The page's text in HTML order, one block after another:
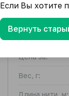
Кашкорсе
Цена за:
Вес, г:
Длина нити, м:
Если Вы хотите
Вернуть